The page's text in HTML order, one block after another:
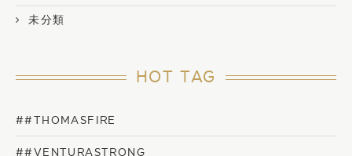
未分類
HOT TAG
##THOMASFIRE
##VENTURASTRONG